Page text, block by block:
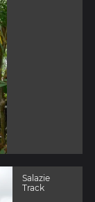
Salazie
Track